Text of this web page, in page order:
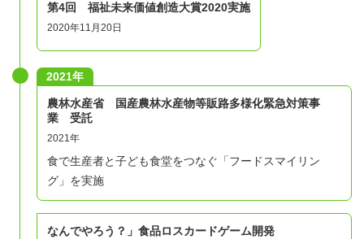
③アイデアソン参加
開催概要
特定非営利活動法人 キッズデザイン協議会
関西SDGsプラットフォーム 教育分科会 SDGs
ナレッジラボ
第4回 福祉未来価値創造大賞2020実施
2020年11月20日
2021年
農林水産省 国産農林水産物等販路多様化緊急対策事
業 受託
2021年
食で生産者と子ども食堂をつなぐ「フードスマイリン
グ」を実施
なんでやろう？」食品ロスカードゲーム開発